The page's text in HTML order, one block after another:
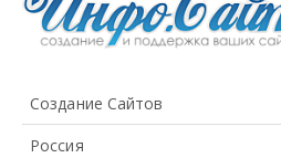
Создание Сайтов
Россия